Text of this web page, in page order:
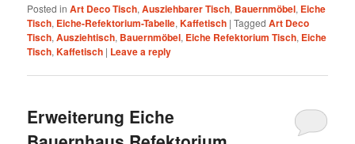
Posted in Art Deco Tisch,Ausziehbarer Tisch, Bauernmöbel, Eiche
Tisch, Eiche-Refektorium-Tabelle,Kaffetisch |Tagged Art Deco
Tisch,Ausziehtisch, Bauernmöbel, Eiche Refektorium Tisch, Eiche
Tisch,Kaffetisch | Leave a reply
Erweiterung Eiche